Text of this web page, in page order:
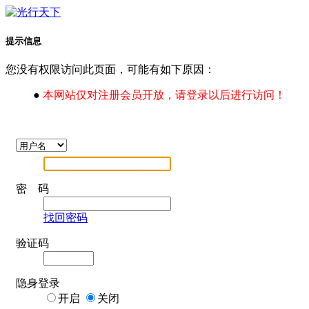
提示信息
您没有权限访问此页面，可能有如下原因：
● 本网站仅对注册会员开放，请登录以后进行访问！
密 码
找回密码
验证码
隐身登录
开启
关闭